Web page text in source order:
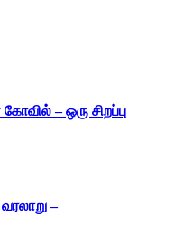
– ஒரு சிறப்பு
–